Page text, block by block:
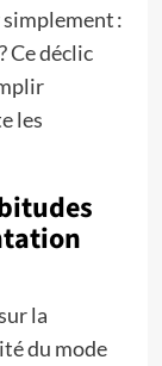
:
Ce déclic
les
la
du mode